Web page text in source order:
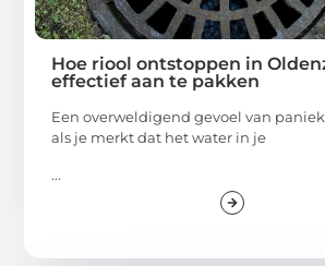
Hoe riool ontstoppen in
effectief aan te pakken
Een overweldigend gevoel van
als je merkt dat het water in je
...